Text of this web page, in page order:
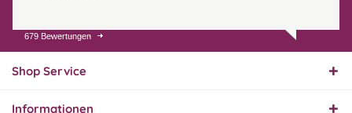
07.08.26
Endlich das richtige
679 Bewertungen
Shop Service
Informationen